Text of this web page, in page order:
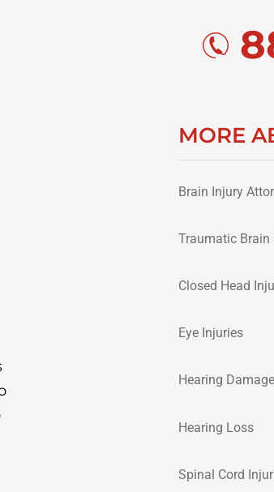
MORE
Brain Injury
Traumatic Brain
Closed Head
Eye Injuries
Hearing Damage
Hearing Loss
Spinal Cord